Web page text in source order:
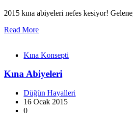
2015 kına abiyeleri nefes kesiyor!
Read More
Kına Konsepti
Kına Abiyeleri
Düğün Hayalleri
16 Ocak 2015
0